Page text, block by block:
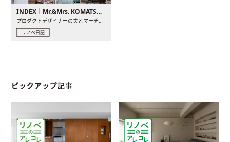
INDEX｜Mr.&Mrs. KOMATSU renovation diary
リノベ日記
ピックアップ記事